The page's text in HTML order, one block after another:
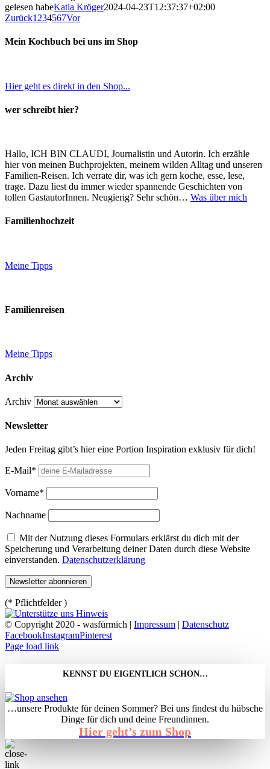
gelesen habeKatia Kröger2024-04-23T12:37:37+02:00
Zurück1 234567Vor
Mein Kochbuch bei uns im Shop
Hier geht es direkt in den Shop...
wer schreibt hier?
Hallo, ICH BIN CLAUDI, Journalistin und Autorin. Ich erzähle
hier von meinen Buchprojekten, meinem wilden Alltag und unseren
Familien-Reisen. Ich verrate dir, was ich gern koche, esse, lese,
trage. Dazu liest du immer wieder spannende Geschichten von
tollen GastautorInnen. Neugierig? Sehr schön… Was über mich
Familienhochzeit
Meine Tipps
Familienreisen
Meine Tipps
Archiv
Archiv
Newsletter
Jeden Freitag gibt’s hier eine Portion Inspiration exklusiv für dich!
E-Mail*
Vorname*
Nachname
Mit der Nutzung dieses Formulars erklärst du dich mit der
Speicherung und Verarbeitung deiner Daten durch diese Website
einverstanden. Datenschutzerklärung
(* Pflichtfelder )
© Copyright 2020 - wasfürmich | Impressum | Datenschutz
FacebookInstagramPinterest
Page load link
KENNST DU EIGENTLICH SCHON…
…unsere Produkte für deinen Sommer? Bei uns findest du hübsche
Dinge für dich und deine Freundinnen.
Hier geht’s zum Shop